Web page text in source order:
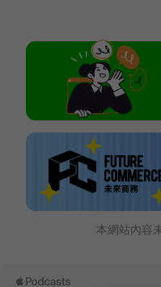
本網站內容